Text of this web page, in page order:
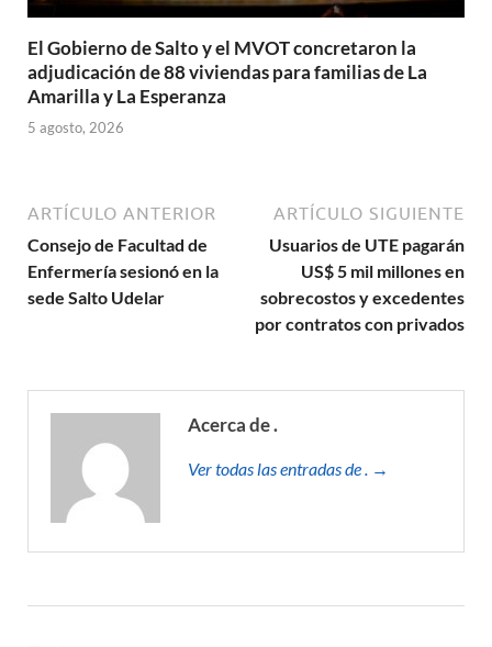
El Gobierno de Salto y el MVOT concretaron la
adjudicación de 88 viviendas para familias de La
Amarilla y La Esperanza
5 agosto, 2026
ARTÍCULO ANTERIOR
Consejo de Facultad de
Enfermería sesionó en la
sede Salto Udelar
ARTÍCULO SIGUIENTE
Usuarios de UTE pagarán
US$ 5 mil millones en
sobrecostos y excedentes
por contratos con privados
Acerca de .
Ver todas las entradas de . →